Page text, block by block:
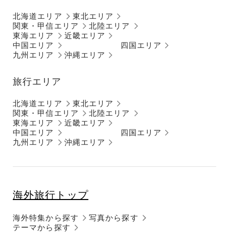
北海道エリア
東北エリア
関東・甲信エリア
北陸エリア
東海エリア
近畿エリア
中国エリア
四国エリア
九州エリア
沖縄エリア
旅行エリア
北海道エリア
東北エリア
関東・甲信エリア
北陸エリア
東海エリア
近畿エリア
中国エリア
四国エリア
九州エリア
沖縄エリア
海外旅行トップ
海外特集から探す
テーマから探す
写真から探す